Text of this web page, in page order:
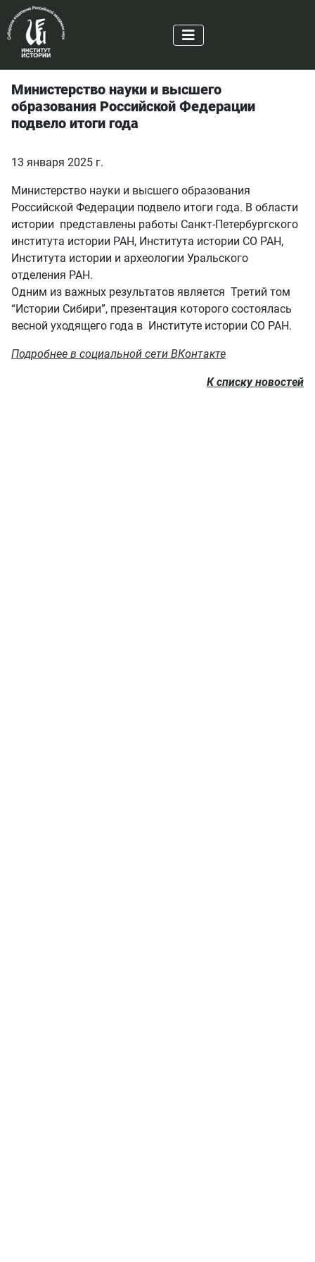
Министерство науки и высшего
образования Российской Федерации
подвело итоги года
13 января 2025 г.
Министерство науки и высшего образования
Российской Федерации подвело итоги года. В области
истории представлены работы Санкт-Петербургского
института истории РАН, Института истории СО РАН,
Института истории и археологии Уральского
отделения РАН.
Одним из важных результатов является Третий том
“Истории Сибири”, презентация которого состоялась
весной уходящего года в Институте истории СО РАН.
Подробнее в социальной сети ВКонтакте
К списку новостей